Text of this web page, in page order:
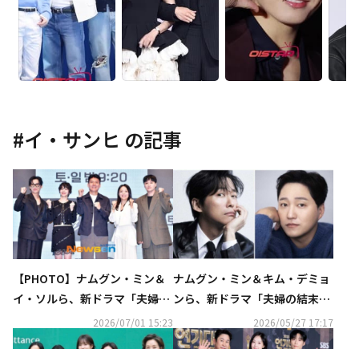
#イ・サンヒ の記事
【PHOTO】ナムグン・ミン＆
イ・ソルら、新ドラマ「夫婦の
結末」制作発表会に出席
2026/07/01 15:23
ナムグン・ミン＆キム・デミョ
ンら、新ドラマ「夫婦の結末」
出演決定…韓国で7月4日に初放
送
2026/05/27 17:17